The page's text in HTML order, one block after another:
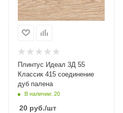
Плинтус Идеал 3Д 55
Классик 415 соединение
дуб палена
В наличии: 20
20 руб./шт